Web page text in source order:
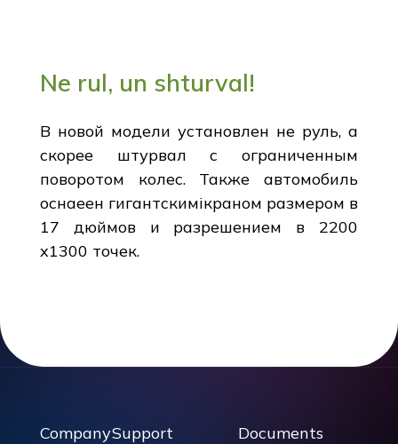
Ne rul, un shturval!
В новой модели установлен не руль, а
скорее штурвал с ограниченным
поворотом колес. Также автомобиль
оснаеен гигантскимікраном размером в
17 дюймов и разрешением в 2200
x1300 точек.
CompanySupport Documents